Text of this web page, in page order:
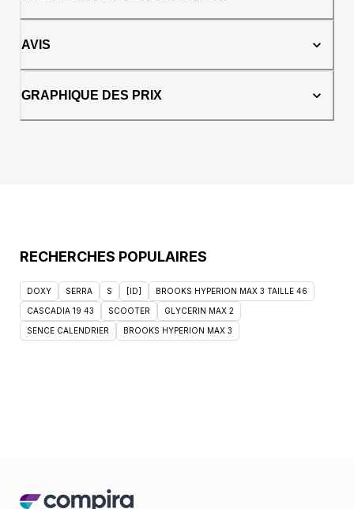
AVIS
GRAPHIQUE DES PRIX
RECHERCHES POPULAIRES
DOXY SERRA S [ID] BROOKS HYPERION MAX 3 TAILLE 46
CASCADIA 19 43 SCOOTER GLYCERIN MAX 2
SENCE CALENDRIER BROOKS HYPERION MAX 3